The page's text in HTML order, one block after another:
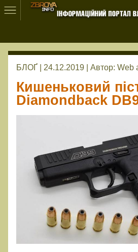
БЛОҐ | 24.12.2019 | Автор: Web
Кишеньковий
Diamondback